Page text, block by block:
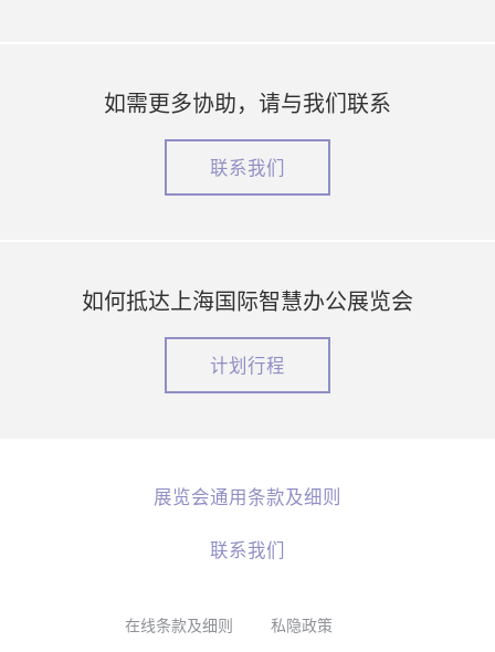
如需更多协助，请与我们联系
联系我们
如何抵达上海国际智慧办公展览会
计划行程
展览会通用条款及细则
联系我们
在线条款及细则 私隐政策